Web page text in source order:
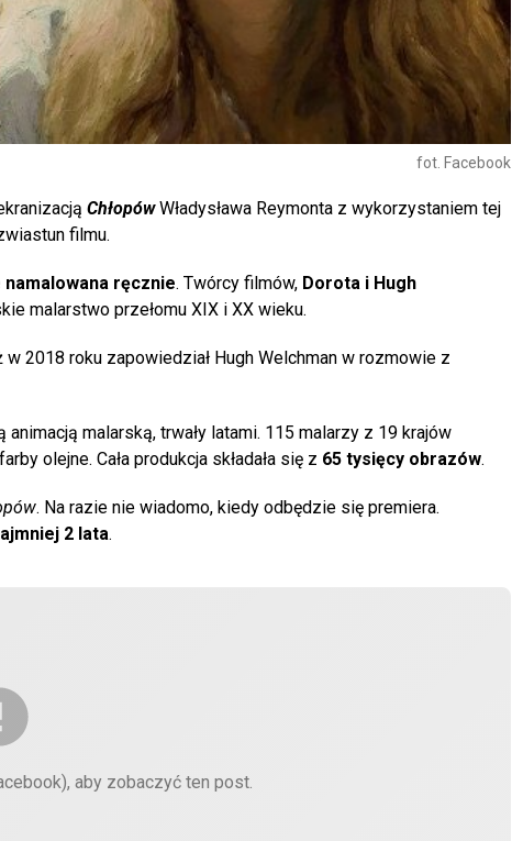
fot. Facebook
ChłopówWładysława Reymonta z wykorzystaniem tej
filmu.
ręcznie. Twórcy filmów, Dorota i Hugh
malarstwo przełomu XIX i XX wieku.
w 2018 roku zapowiedział Hugh Welchman w rozmowie z
malarską, trwały latami. 115 malarzy z 19 krajów
olejne. Cała produkcja składała się z 65 tysięcy obrazów.
. Na razie nie wiadomo, kiedy odbędzie się premiera.
2 lata.
aby zobaczyć ten post.